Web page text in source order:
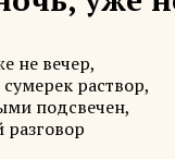
не вечер,
раствор,
подсвечен,
разговор